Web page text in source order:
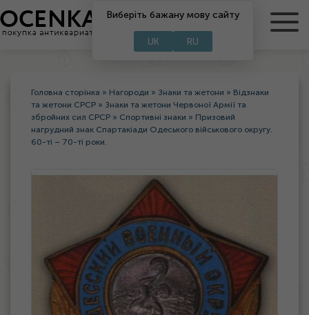
RU
Виберіть бажану мову сайту
UK RU
Головна сторінка » Нагороди » Знаки та жетони » Відзнаки
та жетони СРСР » Знаки та жетони Червоної Армії та
збройних сил СРСР » Спортивні знаки » Призовий
нагрудний знак Спартакіади Одеського військового округу.
60-ті – 70-ті роки.